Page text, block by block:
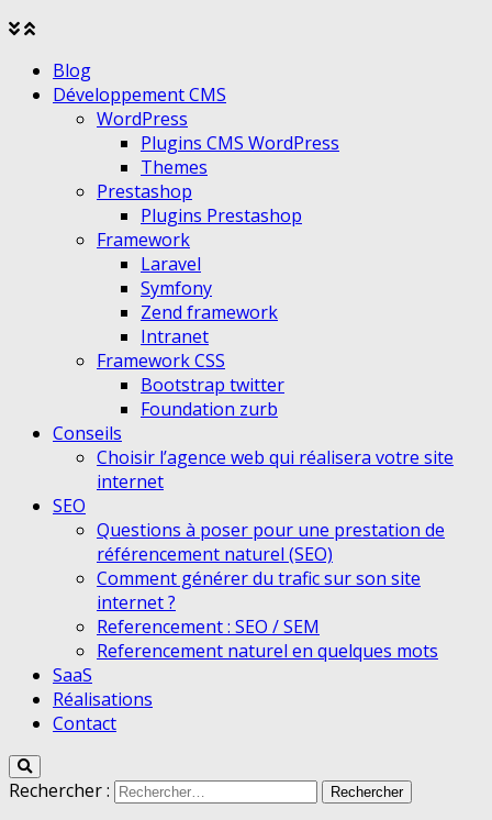
Agrandir
menu
Réduire
menu
Blog
Développement CMS
WordPress
Plugins CMS WordPress
Themes
Prestashop
Plugins Prestashop
Framework
Laravel
Symfony
Zend framework
Intranet
Framework CSS
Bootstrap twitter
Foundation zurb
Conseils
Choisir l’agence web qui réalisera votre site
internet
SEO
Questions à poser pour une prestation de
référencement naturel (SEO)
Comment générer du trafic sur son site
internet ?
Referencement : SEO / SEM
Referencement naturel en quelques mots
SaaS
Réalisations
Contact
Rechercher :